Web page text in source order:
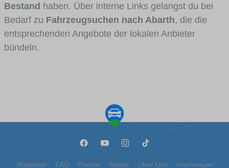
Bestand haben. Über interne Links gelangst du bei
Bedarf zu Fahrzeugsuchen nach Abarth, die die
entsprechenden Angebote der lokalen Anbieter
bündeln.
Ratgeber FAQ Presse Städte Über Uns Impressum